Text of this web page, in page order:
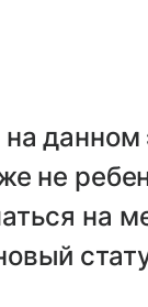
данном
не
на